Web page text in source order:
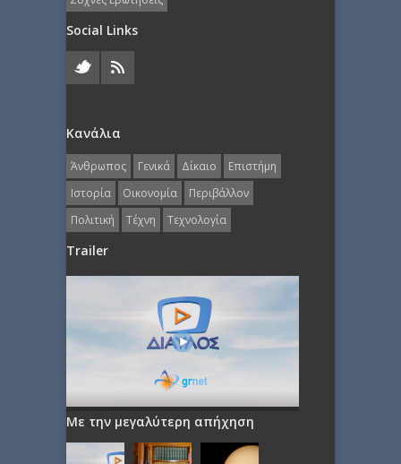
Social Links
Κανάλια
Άνθρωπος Γενικά Δίκαιο
Επιστήμη
Ιστορία
Οικονομία
Περιβάλλον
Πολιτική
Τέχνη Τεχνολογία
Trailer
Με την μεγαλύτερη απήχηση